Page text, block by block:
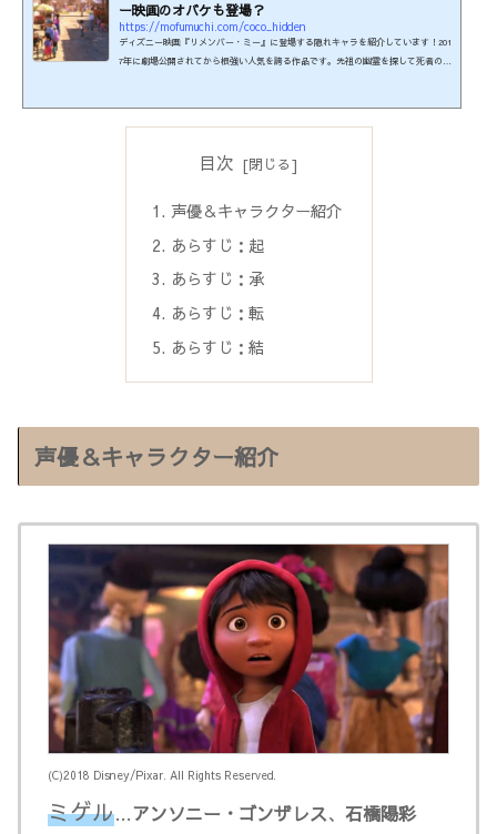
ー映画のオバケも登場？
https://mofumuchi.com/coco_hidden
ディズニー映画『リメンバー・ミー』に登場する隠れキャラを紹介しています！201
7年に劇場公開されてから根強い人気を誇る作品です。先祖の幽霊を探して死者の国
作国：アメリカ監督：リー・アンクリッチ脚本：エイド...
目次
声優＆キャラクター紹介
あらすじ：起
あらすじ：承
あらすじ：転
あらすじ：結
声優＆キャラクター紹介
(C)2018 Disney/Pixar. All Rights Reserved.
ミゲル…アンソニー・ゴンザレス、 石橋陽彩